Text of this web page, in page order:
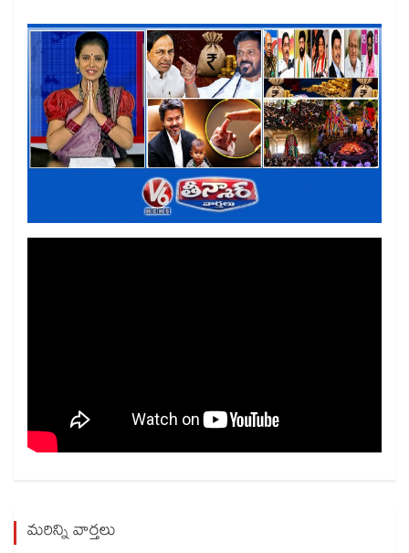
మరిన్ని వార్తలు